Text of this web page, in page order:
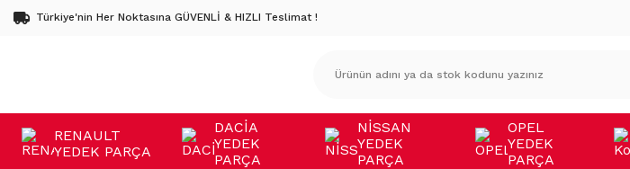
Türkiye'nin Her Noktasına GÜVENLİ & HIZLI Teslimat !
RENAULT
YEDEK PARÇA
DACİA
YEDEK
PARÇA
NİSSAN
YEDEK
PARÇA
OPEL
YEDEK
PARÇA